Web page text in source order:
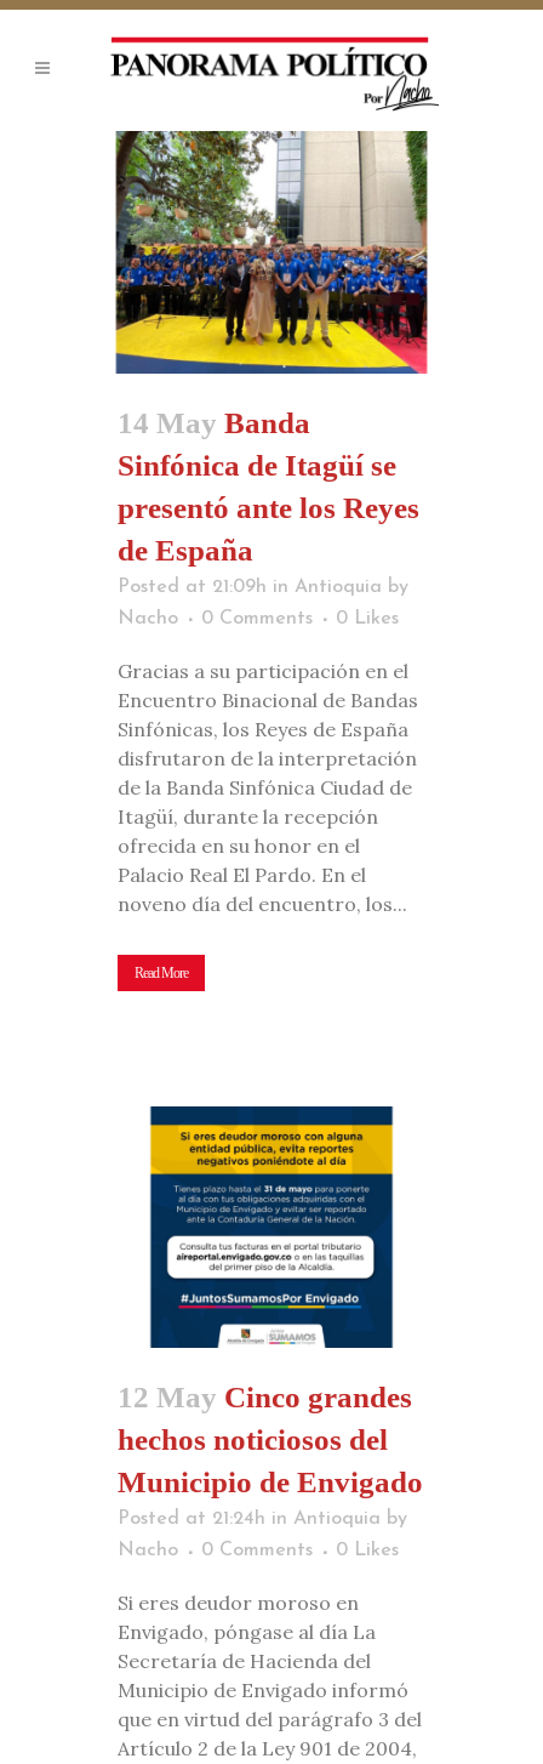
14 May Banda
Sinfónica de Itagüí se
presentó ante los Reyes
de España
Posted at 21:09h in Antioquia by
Nacho
0 Comments 0 Likes
Gracias a su participación en el
Encuentro Binacional de Bandas
Sinfónicas, los Reyes de España
disfrutaron de la interpretación
de la Banda Sinfónica Ciudad de
Itagüí, durante la recepción
ofrecida en su honor en el
Palacio Real El Pardo. En el
noveno día del encuentro, los...
Read More
12 May Cinco grandes
hechos noticiosos del
Municipio de Envigado
Posted at 21:24h in Antioquia by
Nacho
0 Comments 0 Likes
Si eres deudor moroso en
Envigado, póngase al día La
Secretaría de Hacienda del
Municipio de Envigado informó
que en virtud del parágrafo 3 del
Artículo 2 de la Ley 901 de 2004,